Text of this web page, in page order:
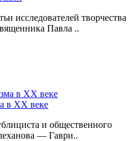
исследователей творчества
Павла ..
в ХХ веке
и общественного
— Гаври..